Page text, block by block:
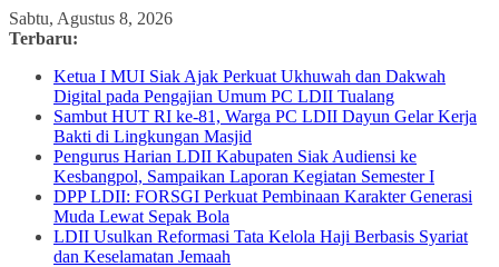
Skip
to
Sabtu, Agustus 8, 2026
Terbaru:
Ketua I MUI Siak Ajak Perkuat Ukhuwah dan Dakwah
Digital pada Pengajian Umum PC LDII Tualang
Sambut HUT RI ke-81, Warga PC LDII Dayun Gelar Kerja
Bakti di Lingkungan Masjid
Pengurus Harian LDII Kabupaten Siak Audiensi ke
Kesbangpol, Sampaikan Laporan Kegiatan Semester I
DPP LDII: FORSGI Perkuat Pembinaan Karakter Generasi
Muda Lewat Sepak Bola
LDII Usulkan Reformasi Tata Kelola Haji Berbasis Syariat
dan Keselamatan Jemaah